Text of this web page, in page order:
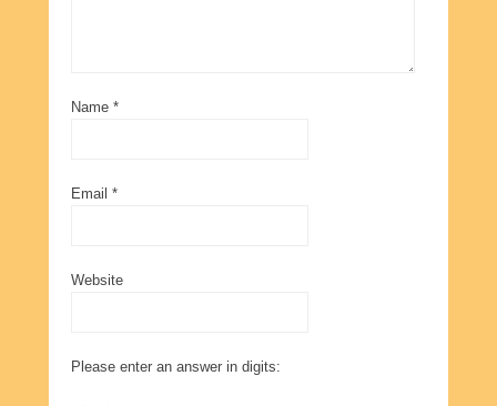
Name *
Email *
Website
Please enter an answer in digits: